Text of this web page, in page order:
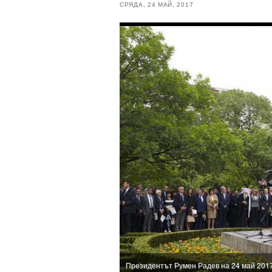
СРЯДА, 24 МАЙ, 2017
Президентът Румен Радев на 24 май